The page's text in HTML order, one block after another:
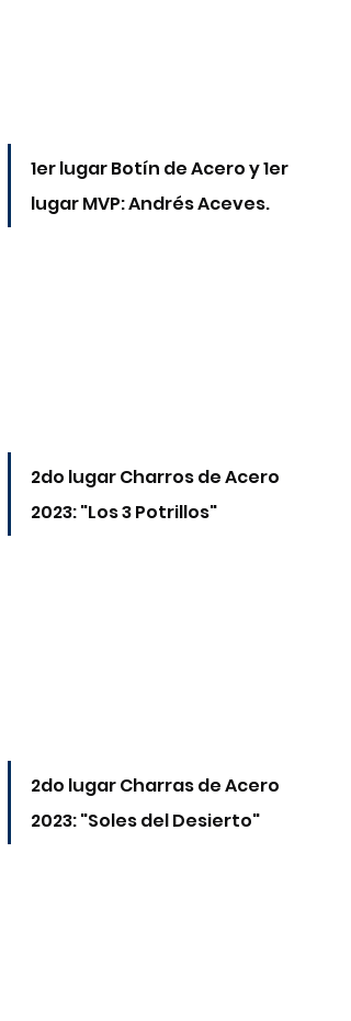
1er lugar Botín de Acero y 1er
lugar MVP: Andrés Aceves.
2do lugar Charros de Acero
2023: "Los 3 Potrillos"
2do lugar Charras de Acero
2023: "Soles del Desierto"